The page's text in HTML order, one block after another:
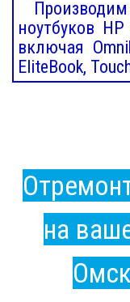
ноутбуков
включая
EliteBook,
на